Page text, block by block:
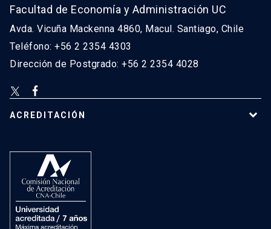
Facultad de Economía y Administración UC
Avda. Vicuña Mackenna 4860, Macul. Santiago, Chile
Teléfono: +56 2 2354 4303
Dirección de Postgrado: +56 2 2354 4028
ACREDITACIÓN